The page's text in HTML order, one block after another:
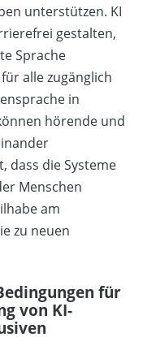
unterstützen. KI
gestalten,
Sprache
alle zugänglich
in
hörende und
dass die Systeme
Menschen
am
zu neuen
für
von KI-